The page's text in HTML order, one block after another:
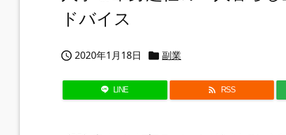
ドバイス
 2020年1月18日  副業
LINE  RSS